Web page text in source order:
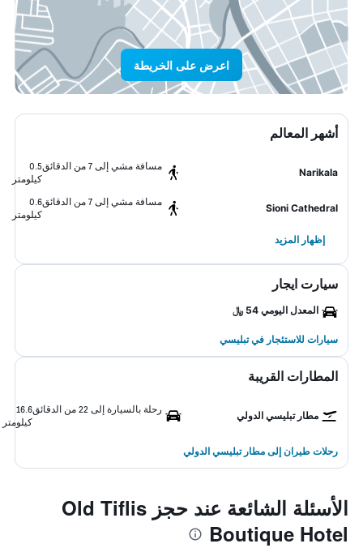
اعرض على الخريطة
أشهر المعالم
Narikala
مسافة مشي إلى 7 من الدقائق
0.5
كيلومتر
Sioni Cathedral
مسافة مشي إلى 7 من الدقائق
0.6
كيلومتر
إظهار المزيد
سيارت ايجار
المعدل اليومي 54 ﷼
سيارات للاستئجار في تبليسي
المطارات القريبة
مطار تبليسي الدولي
رحلة بالسيارة إلى 22 من الدقائق
16.6
كيلومتر
رحلات طيران إلى مطار تبليسي الدولي
الأسئلة الشائعة عند حجز Old Tiflis
Boutique Hotel